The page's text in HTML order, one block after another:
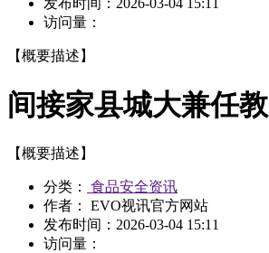
发布时间： 2026-03-04 15:11
访问量：
【概要描述】
间接家县城大兼任教
【概要描述】
分类：
食品安全资讯
作者： EVO视讯官方网站
发布时间： 2026-03-04 15:11
访问量：